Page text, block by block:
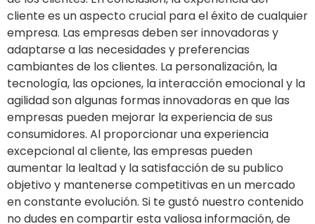
cliente es un aspecto crucial para el éxito de cualquier
empresa. Las empresas deben ser innovadoras y
adaptarse a las necesidades y preferencias
cambiantes de los clientes. La personalización, la
tecnología, las opciones, la interacción emocional y la
agilidad son algunas formas innovadoras en que las
empresas pueden mejorar la experiencia de sus
consumidores. Al proporcionar una experiencia
excepcional al cliente, las empresas pueden
aumentar la lealtad y la satisfacción de su publico
objetivo y mantenerse competitivas en un mercado
en constante evolución. Si te gustó nuestro contenido
no dudes en compartir esta valiosa información, de